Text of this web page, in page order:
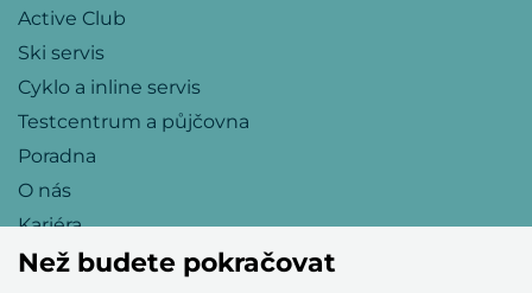
Active Club
Ski servis
Cyklo a inline servis
Testcentrum a půjčovna
Poradna
O nás
Kariéra
Než budete pokračovat